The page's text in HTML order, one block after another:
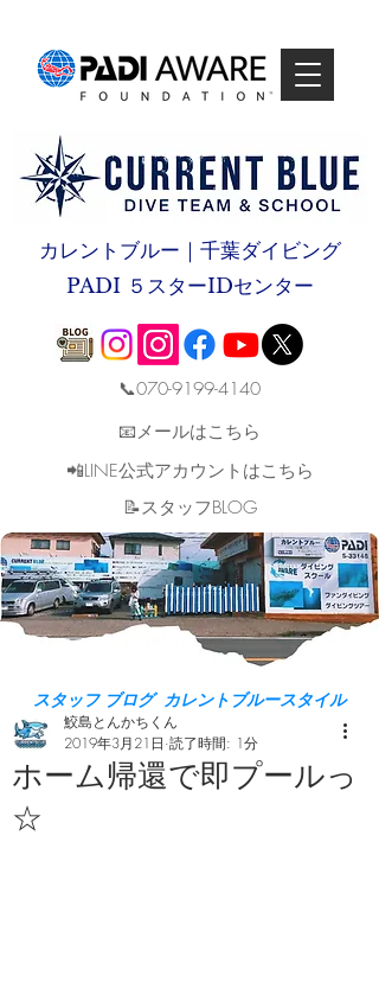
カレントブルー｜千葉ダイビング
PADI ５スターIDセンター
📞070-9199-4140
📧メールはこちら
📲LINE公式アカウントはこちら
​📝スタッフBLOG
スタッフ ブログ カレントブルースタイル
ホーム帰還で即プールっ
☆
鮫島とんかちくん
2019年3月21日 読了時間: 1分